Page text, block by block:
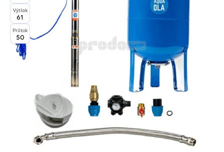
Výtlak
61
Průtok
50